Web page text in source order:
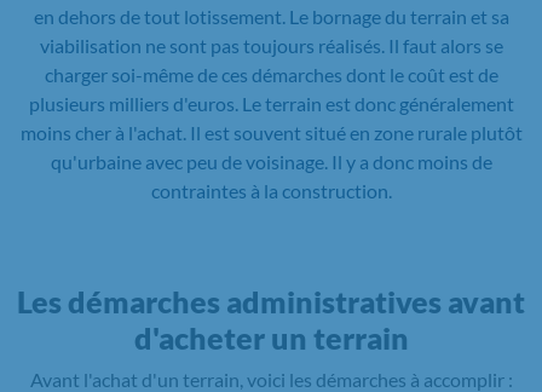
en dehors de tout lotissement. Le bornage du terrain et sa
viabilisation ne sont pas toujours réalisés. Il faut alors se
charger soi-même de ces démarches dont le coût est de
plusieurs milliers d'euros. Le terrain est donc généralement
moins cher à l'achat. Il est souvent situé en zone rurale plutôt
qu'urbaine avec peu de voisinage. Il y a donc moins de
contraintes à la construction.
Les démarches administratives avant
d'acheter un terrain
Avant l'achat d'un terrain, voici les démarches à accomplir :